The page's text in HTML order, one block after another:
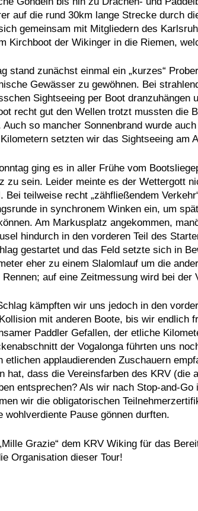
auf die rund 30km lange Strecke durch
gemeinsam mit Mitgliedern des
Kirchboot der Wikinger in die Riemen,
stand zunächst einmal ein „kurzes“
Gewässer zu gewöhnen. Bei
Sightseeing per Boot dranzuhängen
recht gut den Wellen trotzt mussten die
Auch so mancher Sonnenbrand wurde
setzten wir das Sightseeing am
ging es in aller Frühe vom
zu sein. Leider meinte es der Wettergott
Bei teilweise recht „zähfließendem
in synchronem Winken ein, um
Am Markusplatz angekommen,
hindurch in den vorderen Teil des
gestartet und das Feld setzte sich in
eher zu einem Slalomlauf um die
auf eine Zeitmessung wird bei der
kämpften wir uns jedoch in den
mit anderen Boote, bis wir endlich
Paddler Gefallen, der etliche
der Vogalonga führten uns
etlichen applaudierenden Zuschauern
hat, dass die Vereinsfarben des KRV (die
entsprechen? Als wir nach Stop-and-
wir die obligatorischen
wohlverdiente Pause gönnen durften.
Grazie“ dem KRV Wiking für das
Organisation dieser Tour!